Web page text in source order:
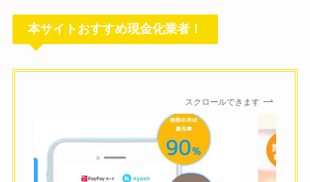
本サイトおすすめ現金化業者！
スクロールできます